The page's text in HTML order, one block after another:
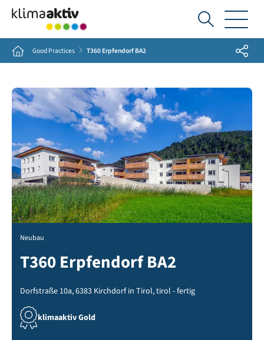
Ich
suche...
Home Good Practices T360 Erpfendorf BA2 Share
Neubau
T360 Erpfendorf BA2
Dorfstraße 10a, 6383 Kirchdorf in Tirol, tirol - fertig
klimaaktiv Gold